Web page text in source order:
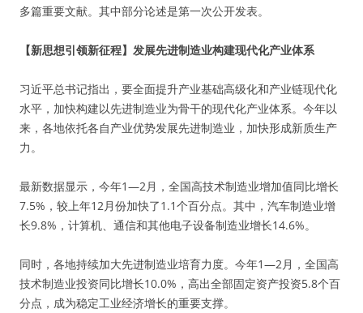
多篇重要文献。其中部分论述是第一次公开发表。
【新思想引领新征程】发展先进制造业构建现代化产业体系
习近平总书记指出，要全面提升产业基础高级化和产业链现代化
水平，加快构建以先进制造业为骨干的现代化产业体系。今年以
来，各地依托各自产业优势发展先进制造业，加快形成新质生产
力。
最新数据显示，今年1—2月，全国高技术制造业增加值同比增长
7.5%，较上年12月份加快了1.1个百分点。其中，汽车制造业增
长9.8%，计算机、通信和其他电子设备制造业增长14.6%。
同时，各地持续加大先进制造业培育力度。今年1—2月，全国高
技术制造业投资同比增长10.0%，高出全部固定资产投资5.8个百
分点，成为稳定工业经济增长的重要支撑。